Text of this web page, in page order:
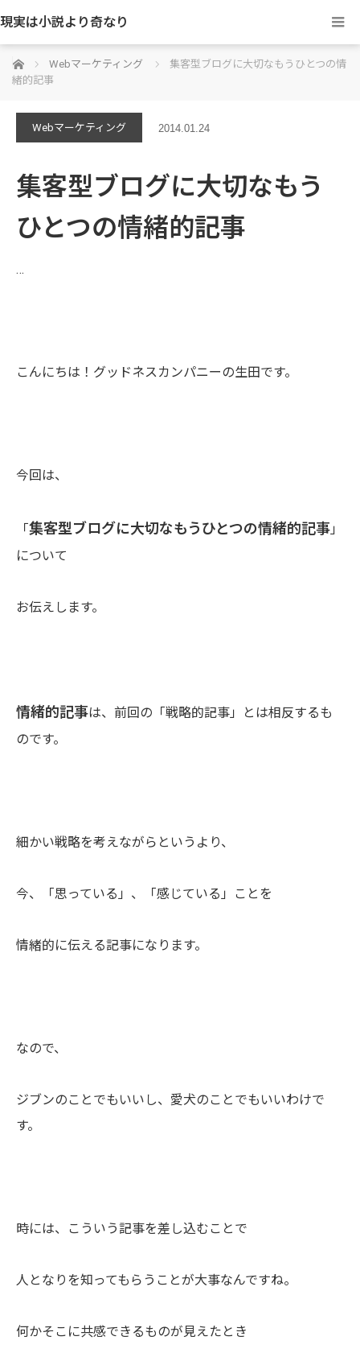
現実は小説より奇なり
ホーム Webマーケティング
集客型ブログに大切なもうひとつの情
緒的記事
Webマーケティング 2014.01.24
集客型ブログに大切なもう
ひとつの情緒的記事
…
こんにちは！グッドネスカンパニーの生田です。
今回は、
「集客型ブログに大切なもうひとつの情緒的記事 」
について
お伝えします。
情緒的記事は、前回の「戦略的記事」とは相反するも
のです。
細かい戦略を考えながらというより、
今、「思っている」、「感じている」ことを
情緒的に伝える記事になります。
なので、
ジブンのことでもいいし、愛犬のことでもいいわけで
す。
時には、こういう記事を差し込むことで
人となりを知ってもらうことが大事なんですね。
何かそこに共感できるものが見えたとき